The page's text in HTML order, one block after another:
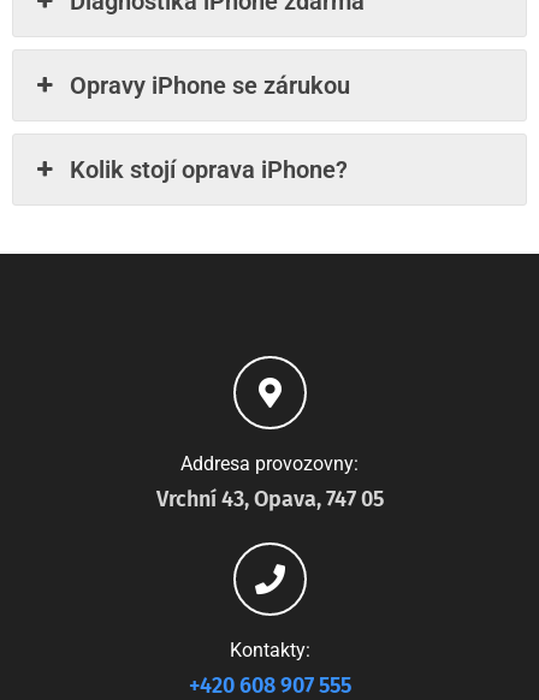
Opravy iPhone se zárukou
Kolik stojí oprava iPhone?
Addresa provozovny:
Vrchní 43, Opava, 747 05
Kontakty:
+420 608 907 555